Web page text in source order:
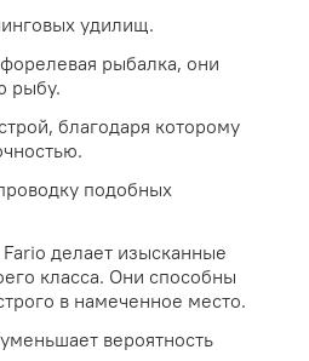
удилищ.
рыбалка, они
рыбу.
благодаря которому
подобных
делает изысканные
класса. Они способны
в намеченное место.
вероятность